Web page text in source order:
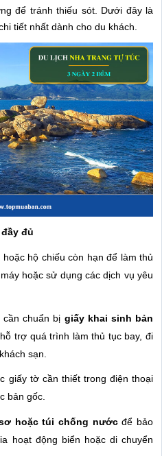
để tránh thiếu sót. Dưới đây là
tiết nhất dành cho du khách.
đủ
hoặc hộ chiếu còn hạn để làm thủ
hoặc sử dụng các dịch vụ yêu
chuẩn bị giấy khai sinh bản
trợ quá trình làm thủ tục bay, đi
sạn.
giấy tờ cần thiết trong điện thoại
bản gốc.
hoặc túi chống nướcđể bảo
hoạt động biển hoặc di chuyển